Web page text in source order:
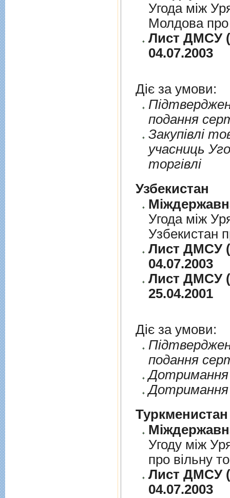
Угода між
Молдова про
Лист ДМСУ
04.07.2003
Діє за умови:
подання
Закупiвлi
учасниць
торгiвлi
Узбекистан
Угода між
Узбекистан
Лист ДМСУ
04.07.2003
Лист ДМСУ
25.04.2001
Діє за умови:
подання
Дотримання
Дотримання
Туркменистан
Угоду між
про вільну
Лист ДМСУ
04.07.2003